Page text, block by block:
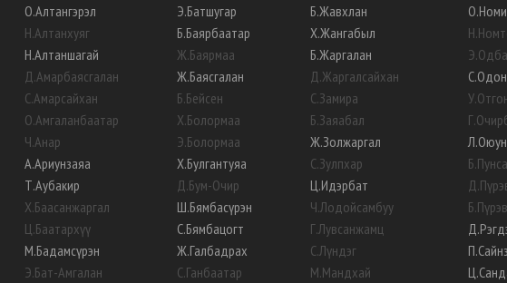
О.Алтангэрэл
Н.Алтанхуяг
Н.Алтаншагай
Д.Амарбаясгалан
С.Амарсайхан
О.Амгаланбаатар
Ч.Анар
А.Ариунзаяа
Т.Аубакир
Х.Баасанжаргал
Ц.Баатархүү
М.Бадамсүрэн
Э.Бат-Амгалан
Э.Батшугар
Б.Баярбаатар
Ж.Баярмаа
Ж.Баясгалан
Б.Бейсен
Х.Болормаа
Э.Болормаа
Х.Булгантуяа
Д.Бум-Очир
Ш.Бямбасүрэн
С.Бямбацогт
Ж.Галбадрах
С.Ганбаатар
Б.Жавхлан
Х.Жангабыл
Б.Жаргалан
Д.Жаргалсайхан
С.Замира
Б.Заяабал
Ж.Золжаргал
С.Зулпхар
Ц.Идэрбат
Ч.Лодойсамбуу
Г.Лувсанжамц
С.Лүндэг
М.Мандхай
О.
Н.
Э.
С.
У.
Г.
Л.
Б.
Д.
Б.
Д.
П.
Ц.